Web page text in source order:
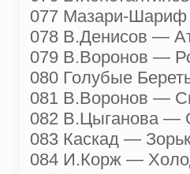
077 Мазари-
078 В.Денисов —
079 В.Воронов —
080 Голубые
081 В.Воронов —
082 В.Цыганова —
083 Каскад —
084 И.Корж —